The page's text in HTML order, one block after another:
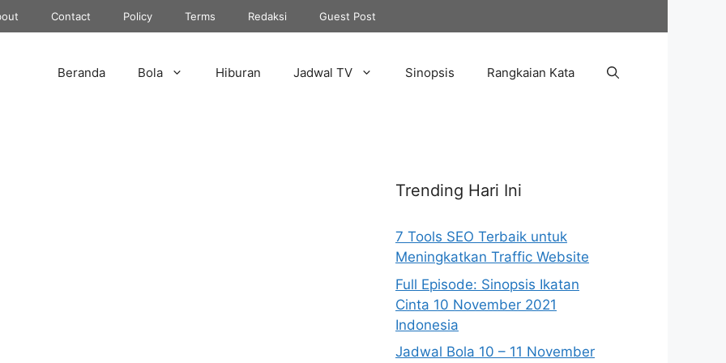
Contact Policy Terms Redaksi Guest Post
Beranda Bola Hiburan Jadwal TV Sinopsis Rangkaian Kata
Trending Hari Ini
7 Tools SEO Terbaik untuk
Meningkatkan Traffic Website
Full Episode: Sinopsis Ikatan
Cinta 10 November 2021
Indonesia
Jadwal Bola 10 – 11 November